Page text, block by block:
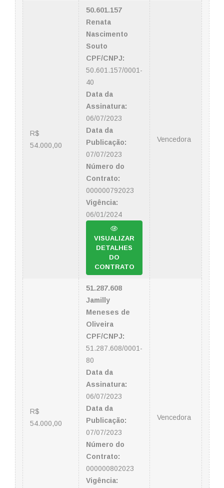
R$
54.000,00
50.601.157
Renata
Nascimento
Souto
CPF/CNPJ:
50.601.157/0001-
40
Data da
Assinatura:
06/07/2023
Data da
Publicação:
07/07/2023
Número do
Contrato:
000000792023
Vigência:
06/01/2024
VISUALIZAR
DETALHES
DO
CONTRATO
Vencedora
R$
54.000,00
51.287.608
Jamilly
Meneses de
Oliveira
CPF/CNPJ:
51.287.608/0001-
80
Data da
Assinatura:
06/07/2023
Data da
Publicação:
07/07/2023
Número do
Contrato:
000000802023
Vigência:
Vencedora